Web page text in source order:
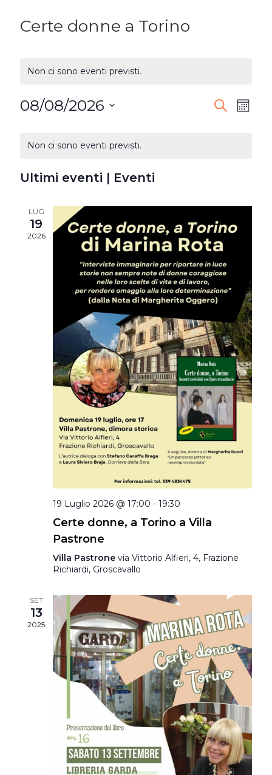
Certe donne a Torino
Non ci sono eventi previsti.
EVENTI
CercaMese
08/08/2026
laCALENDARIO
EVENTI
Non ci sono eventi previsti.
Ultimi eventi | Eventi
LUG
19
2026
19 Luglio 2026 @ 17:00 - 19:30
Certe donne, a Torino a Villa
Pastrone
Villa Pastrone via Vittorio Alfieri, 4, Frazione
Richiardi, Groscavallo
SET
13
2025